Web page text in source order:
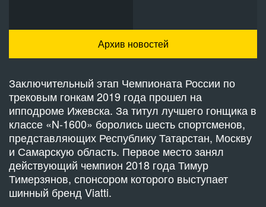
Архив новостей
Заключительный этап Чемпионата России по
трековым гонкам 2019 года прошел на
ипподроме Ижевска. За титул лучшего гонщика в
классе «N-1600» боролись шесть спортсменов,
представляющих Республику Татарстан, Москву
и Самарскую область. Первое место занял
действующий чемпион 2018 года Тимур
Тимерзянов, спонсором которого выступает
шинный бренд Viatti.